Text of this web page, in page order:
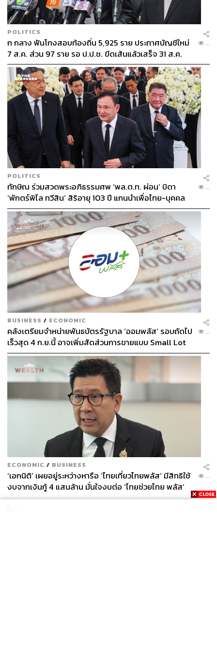
การจะคิดใหม่ได้นั้น ผู้คนในประเทศต้องมีเสรีภาพในการ
คิด ไม่ต้องมีคนมาคอยบอกว่าสิ่งใดถูก สิ่งใดผิด สิ่งใดให้คิด
สิ่งใดไม่ให้คิด
เพราะความผิดพลาดคือกระบวนการที่สร้างความชาญ
ฉลาดและสร้างนวัตกรรมของมนุษย์ นี่คือความจำเป็นพื้น
ฐานที่สุดของนวัตกรรม ซึ่งคงไม่ต้องตอกย้ำว่าประเทศเรายัง
ไม่มี
นอกจากนี้ ประเทศจำเป็นต้องมีกระบวนการยุติธรรมที่ใช้
นิติธรรมเป็นเครื่องยุติ เมื่อเกิดข้อขัดแย้ง หรือเมื่อจะพิพากษา
ความผิดผู้ใด กระบวนการยุติธรรมต้องโปร่งใส บังคับใช้
อย่างถ้วนหน้า
คนจน คนรวย ชาวนา มหาเศรษฐี ล้วนต้องอยู่ภายใต้
ความยุติธรรมนี้
ถ้าไม่มีความยุติธรรมเช่นนี้ ถ้ามีแต่ความยุติธรรมเลือก
ข้าง ความคั่งค้าง คับแค้นในหัวใจ ย่อมไม่อาจอนุญาตให้ผู้ใด
ไปสร้างสรรค์สิ่งใหม่ที่สดใสสวยงามได้
จุดกำเนิดของมหาวิทยาลัยในโลกนี้ จากมหาวิทยาลัยโบ
โลญญาในอิตาลี ถึงมหาวิทยาลัยปารีสในฝรั่งเศส และมหา
วิทยาลัยออกซ์ฟอร์ดในอังกฤษ ล้วนต้องประกอบด้วยสอง
ปัจจัยนี้เป็นหลัก
เราสร้างนวัตกรรมทางการค้า สร้างปัญญาในการผลิตไม่
ได้ ถ้าไม่มีเสรีภาพทางความคิดและนิติรัฐ
มหาวิทยาลัยต่อสู้กับรัฐมานับพันปีเพื่อให้ได้มีสิทธิเสรีภาพ
และความยุติธรรมนี้ อันเป็นที่มาของเสรีภาพทางวิชาการ
เสรีภาพของประชาชน และความยุติธรรมของชนทุกหมู่
เหล่าที่เข้าถึงได้โดยเสมอภาค
ความยุติธรรมที่ล่าช้าคือความไม่ยุติธรรมฉันใด ความ
ยุติธรรมที่แบ่งฝ่ายก็คือความอยุติธรรมฉันนั้น เมื่อเราพราก
ปัจจัยหลักสองข้อออกไปแล้วเรียกร้องให้ผู้ประกอบการ
สร้างสรรค์นวัตกรรม ก็ไม่ต่างอะไรกับการเรียกร้องให้ผู้คน
เดินไปบนน้ำ
คนส่วนใหญ่คงจมน้ำตาย ที่รอดมาได้ก็คงน้ำท่วมปาก
ท่วมปอด และจอดอยู่ที่ฝั่ง ไม่สามารถเดินไปสู่ความฝันได้
เพราะนี่คือหัวใจของยุค 4.0 สังคมไทยจึงควร
โอบอุ้มคนหนุ่มสาว เปิดพื้นที่ให้เขาและเธอคิด
สร้างสรรค์ ตั้งคำถาม กล้าท้าทาย มิใช่ทำให้
พวกเขาเสี่ยงอันตรายเมื่อทำเช่นนั้น
POLITICS
ก กลาง ฟันโกงสอบท้องถิ่น 5,925 ราย ประกาศบัญชีใหม่
7 ส.ค. ส่วน 97 ราย รอ ป.ป.ช. ขีดเส้นแล้วเสร็จ 31 ส.ค.
...
POLITICS
ทักษิณ ร่วมสวดพระอภิธรรมศพ ‘พล.ต.ท. ผ่อน’ บิดา
‘พักตร์พิไล ทวีสิน’ สิริอายุ 103 ปี แกนนำเพื่อไทย-บุคคล
หลากวงการร่วมอาลัย
...
BUSINESS / ECONOMIC
คลังเตรียมจำหน่ายพันธบัตรรัฐบาล ‘ออมพลัส’ รอบถัดไป
เร็วสุด 4 ก.ย.นี้ อาจเพิ่มสัดส่วนการขายแบบ Small Lot
First มากขึ้น
...
ECONOMIC / BUSINESS
‘เอกนิติ’ เผยอยู่ระหว่างหารือ ‘ไทยเที่ยวไทยพลัส’ มีสิทธิใช้
งบจากเงินกู้ 4 แสนล้าน มั่นใจงบต่อ ‘ไทยช่วยไทย พลัส’
เฟส 2 มีเพียงพอ
...